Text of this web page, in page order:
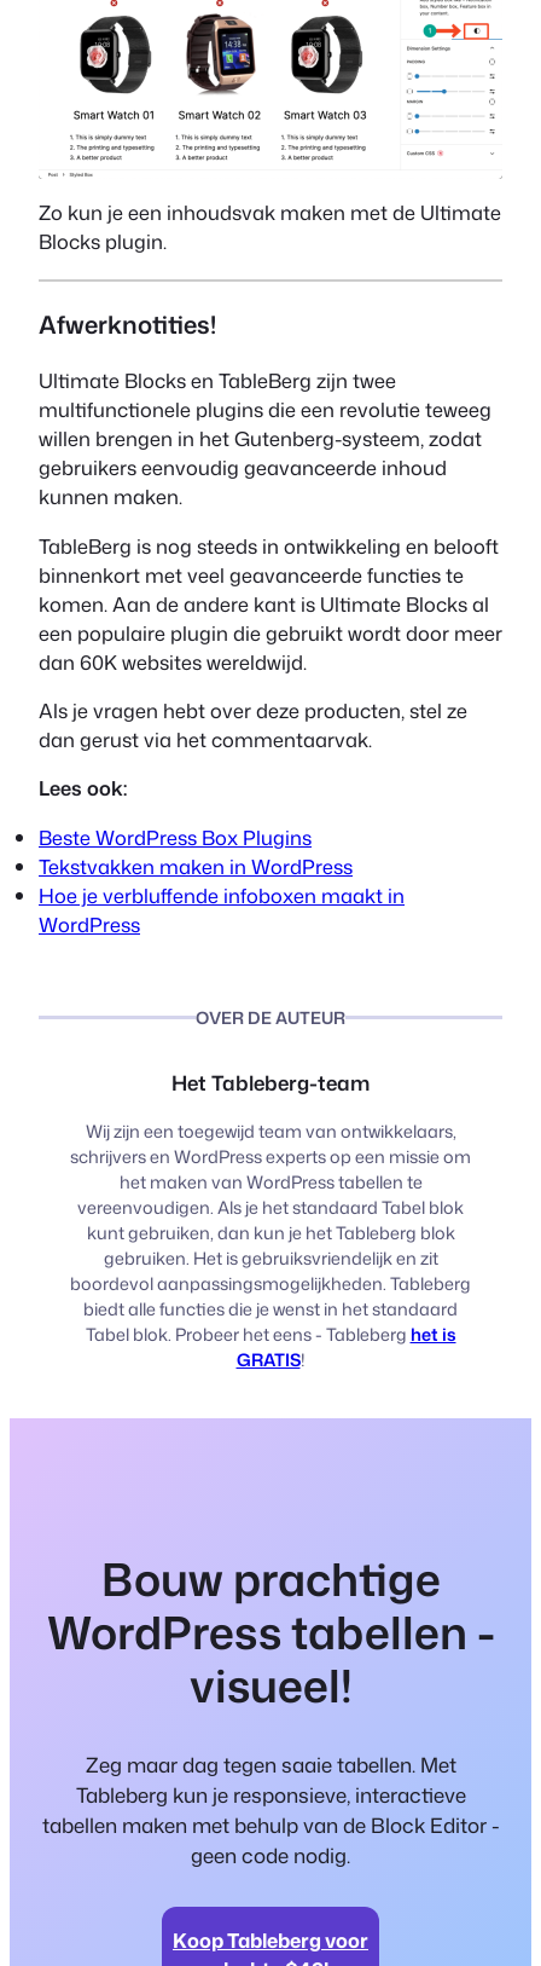
Zo kun je een inhoudsvak maken met de Ultimate
Blocks plugin.
Afwerknotities!
Ultimate Blocks en TableBerg zijn twee
multifunctionele plugins die een revolutie teweeg
willen brengen in het Gutenberg-systeem, zodat
gebruikers eenvoudig geavanceerde inhoud
kunnen maken.
TableBerg is nog steeds in ontwikkeling en belooft
binnenkort met veel geavanceerde functies te
komen. Aan de andere kant is Ultimate Blocks al
een populaire plugin die gebruikt wordt door meer
dan 60K websites wereldwijd.
Als je vragen hebt over deze producten, stel ze
dan gerust via het commentaarvak.
Lees ook:
Beste WordPress Box Plugins
Tekstvakken maken in WordPress
Hoe je verbluffende infoboxen maakt in
WordPress
OVER DE AUTEUR
Het Tableberg-team
Wij zijn een toegewijd team van ontwikkelaars,
schrijvers en WordPress experts op een missie om
het maken van WordPress tabellen te
vereenvoudigen. Als je het standaard Tabel blok
kunt gebruiken, dan kun je het Tableberg blok
gebruiken. Het is gebruiksvriendelijk en zit
boordevol aanpassingsmogelijkheden. Tableberg
biedt alle functies die je wenst in het standaard
Tabel blok. Probeer het eens - Tableberg het is
GRATIS!
Bouw prachtige
WordPress tabellen -
visueel!
Zeg maar dag tegen saaie tabellen. Met
Tableberg kun je responsieve, interactieve
tabellen maken met behulp van de Block Editor -
geen code nodig.
Koop Tableberg voor